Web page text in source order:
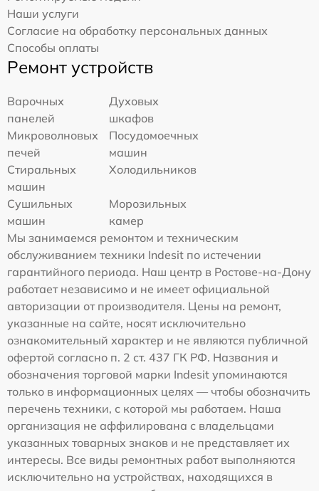
Наши услуги
Согласие на обработку персональных данных
Способы оплаты
Ремонт устройств
Варочных
панелей
Духовых
шкафов
Микроволновых
печей
Посудомоечных
машин
Стиральных
машин
Холодильников
Сушильных
машин
Морозильных
камер
Мы занимаемся ремонтом и техническим
обслуживанием техники Indesit по истечении
гарантийного периода. Наш центр в Ростове-на-Дону
работает независимо и не имеет официальной
авторизации от производителя. Цены на ремонт,
указанные на сайте, носят исключительно
ознакомительный характер и не являются публичной
офертой согласно п. 2 ст. 437 ГК РФ. Названия и
обозначения торговой марки Indesit упоминаются
только в информационных целях — чтобы обозначить
перечень техники, с которой мы работаем. Наша
организация не аффилирована с владельцами
указанных товарных знаков и не представляет их
интересы. Все виды ремонтных работ выполняются
исключительно на устройствах, находящихся в